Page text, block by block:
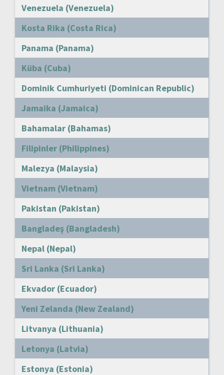
Venezuela (Venezuela)
Kosta Rika (Costa Rica)
Panama (Panama)
Küba (Cuba)
Dominik Cumhuriyeti (Dominican Republic)
Jamaika (Jamaica)
Bahamalar (Bahamas)
Filipinler (Philippines)
Malezya (Malaysia)
Vietnam (Vietnam)
Pakistan (Pakistan)
Bangladeş (Bangladesh)
Nepal (Nepal)
Sri Lanka (Sri Lanka)
Ekvador (Ecuador)
Yeni Zelanda (New Zealand)
Litvanya (Lithuania)
Letonya (Latvia)
Estonya (Estonia)